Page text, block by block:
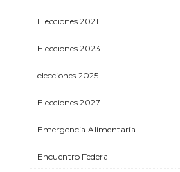
Elecciones 2021
Elecciones 2023
elecciones 2025
Elecciones 2027
Emergencia Alimentaria
Encuentro Federal